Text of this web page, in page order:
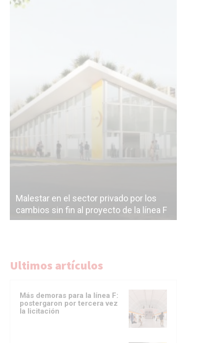
Malestar en el sector privado por los
cambios sin fin al proyecto de la línea F
Ultimos artículos
Más demoras para la línea F:
postergaron por tercera vez
la licitación